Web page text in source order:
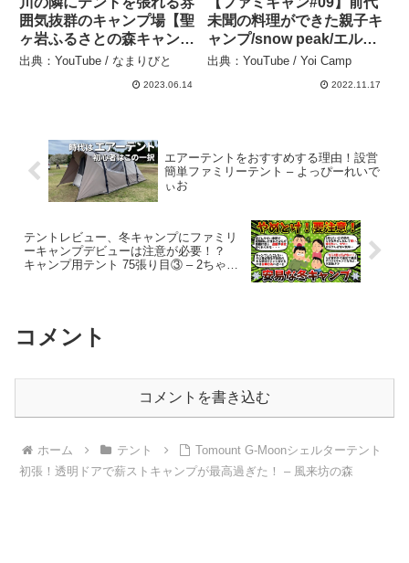
囲気抜群のキャンプ場【聖
ヶ岩ふるさとの森キャンプ
場】 – なまりびと
出典：YouTube / なまりびと
2023.06.14
未聞の料理ができた親子キ
ャンプ/snow peak/エルフ
ィールド２ルーム/結の浜
キャンプ – Yoi Camp
出典：YouTube / Yoi Camp
2022.11.17
エアーテントをおすすめする理由！設営
簡単ファミリーテント – よっぴーれいで
ぃお
テントレビュー、冬キャンプにファミリ
ーキャンプデビューは注意が必要！？
キャンプ用テント 75張り目③ – 2ちゃキ
コメント
コメントを書き込む
ホーム テント
Tomount G-Moonシェルターテント
初張！透明ドアで薪ストキャンプが最高過ぎた！ – 風来坊の森